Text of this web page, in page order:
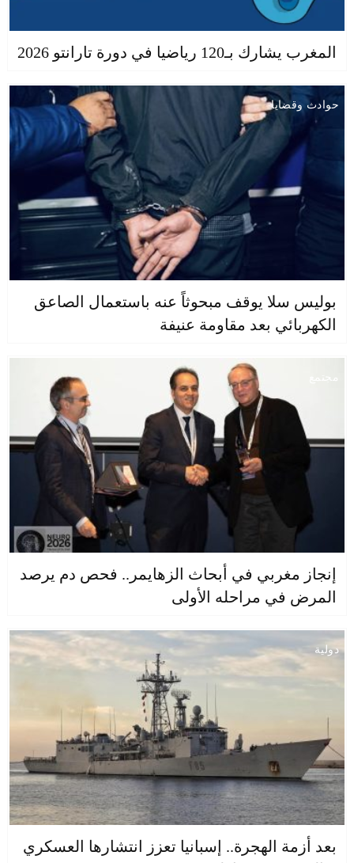
المغرب يشارك بـ120 رياضيا في دورة تارانتو 2026
حوادث وقضايا
بوليس سلا يوقف مبحوثاً عنه باستعمال الصاعق
الكهربائي بعد مقاومة عنيفة
مجتمع
إنجاز مغربي في أبحاث الزهايمر.. فحص دم يرصد
المرض في مراحله الأولى
دولية
بعد أزمة الهجرة.. إسبانيا تعزز انتشارها العسكري